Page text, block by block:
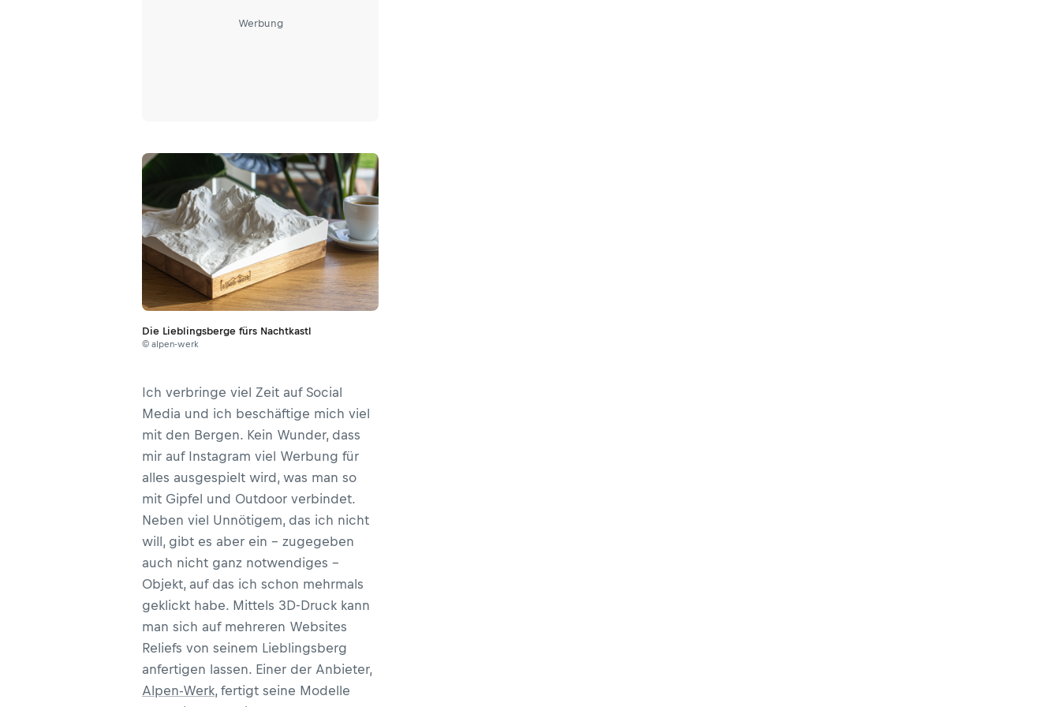
Werbung
Die Lieblingsberge fürs Nachtkastl
© alpen-werk
Ich verbringe viel Zeit auf Social
Media und ich beschäftige mich viel
mit den Bergen. Kein Wunder, dass
mir auf Instagram viel Werbung für
alles ausgespielt wird, was man so
mit Gipfel und Outdoor verbindet.
Neben viel Unnötigem, das ich nicht
will, gibt es aber ein - zugegeben
auch nicht ganz notwendiges -
Objekt, auf das ich schon mehrmals
geklickt habe. Mittels 3D-Druck kann
man sich auf mehreren Websites
Reliefs von seinem Lieblingsberg
anfertigen lassen. Einer der Anbieter,
Alpen-Werk, fertigt seine Modelle